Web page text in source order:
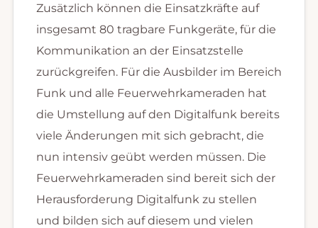
Zusätzlich können die Einsatzkräfte auf
insgesamt 80 tragbare Funkgeräte, für die
Kommunikation an der Einsatzstelle
zurückgreifen. Für die Ausbilder im Bereich
Funk und alle Feuerwehrkameraden hat
die Umstellung auf den Digitalfunk bereits
viele Änderungen mit sich gebracht, die
nun intensiv geübt werden müssen. Die
Feuerwehrkameraden sind bereit sich der
Herausforderung Digitalfunk zu stellen
und bilden sich auf diesem und vielen